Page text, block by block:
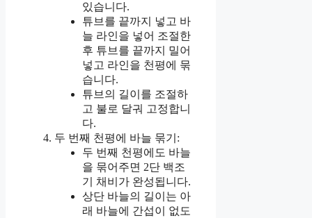
있습니다.
튜브를 끝까지 넣고 바
늘 라인을 넣어 조절한
후 튜브를 끝까지 밀어
넣고 라인을 천평에 묶
습니다.
튜브의 길이를 조절하
고 불로 달궈 고정합니
다.
두 번째 천평에 바늘 묶기:
두 번째 천평에도 바늘
을 묶어주면 2단 백조
기 채비가 완성됩니다.
상단 바늘의 길이는 아
래 바늘에 간섭이 없도